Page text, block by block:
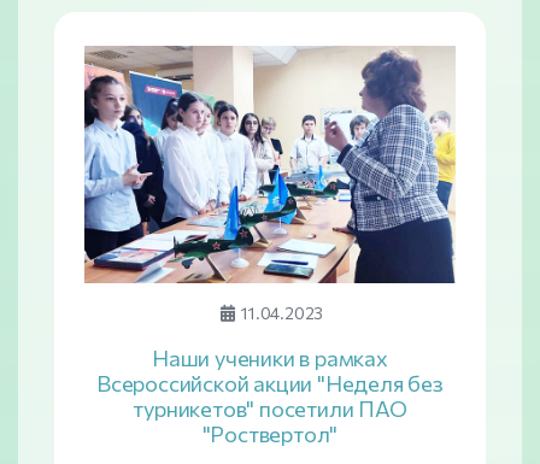
11.04.2023
Наши ученики в рамках
Всероссийской акции "Неделя без
турникетов" посетили ПАО
"Роствертол"